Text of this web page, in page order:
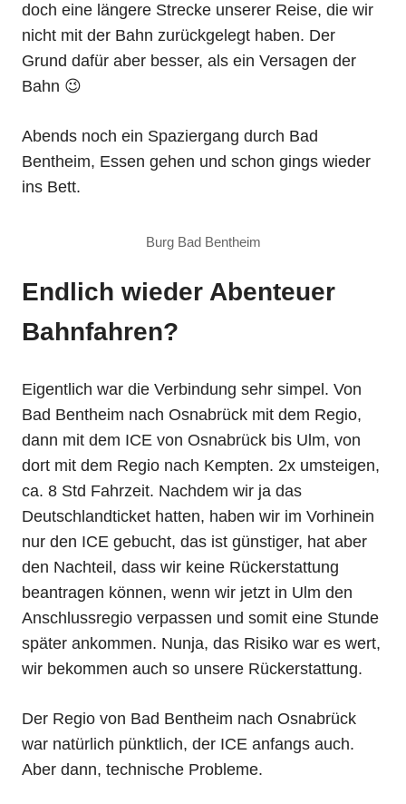
doch eine längere Strecke unserer Reise, die wir
nicht mit der Bahn zurückgelegt haben. Der
Grund dafür aber besser, als ein Versagen der
Bahn 😉
Abends noch ein Spaziergang durch Bad
Bentheim, Essen gehen und schon gings wieder
ins Bett.
Burg Bad Bentheim
Endlich wieder Abenteuer
Bahnfahren?
Eigentlich war die Verbindung sehr simpel. Von
Bad Bentheim nach Osnabrück mit dem Regio,
dann mit dem ICE von Osnabrück bis Ulm, von
dort mit dem Regio nach Kempten. 2x umsteigen,
ca. 8 Std Fahrzeit. Nachdem wir ja das
Deutschlandticket hatten, haben wir im Vorhinein
nur den ICE gebucht, das ist günstiger, hat aber
den Nachteil, dass wir keine Rückerstattung
beantragen können, wenn wir jetzt in Ulm den
Anschlussregio verpassen und somit eine Stunde
später ankommen. Nunja, das Risiko war es wert,
wir bekommen auch so unsere Rückerstattung.
Der Regio von Bad Bentheim nach Osnabrück
war natürlich pünktlich, der ICE anfangs auch.
Aber dann, technische Probleme.